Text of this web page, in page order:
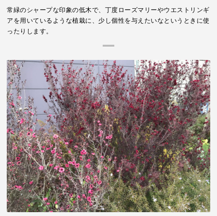
常緑のシャープな印象の低木で、丁度ローズマリーやウエストリンギ
アを用いているような植栽に、少し個性を与えたいなというときに使
ったりします。